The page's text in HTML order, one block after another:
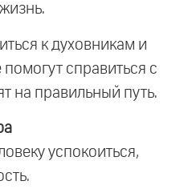
к духовникам и
справиться с
на правильный путь.
успокоиться,